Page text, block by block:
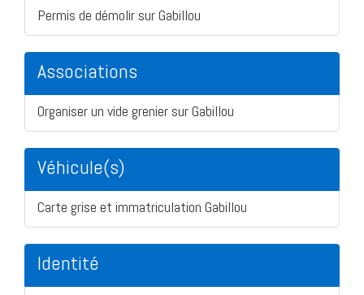
Permis de démolir sur Gabillou
Associations
Organiser un vide grenier sur Gabillou
Véhicule(s)
Carte grise et immatriculation Gabillou
Identité